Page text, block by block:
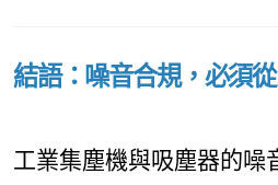
結語：噪音合規，必須
工業集塵機與吸塵器的噪